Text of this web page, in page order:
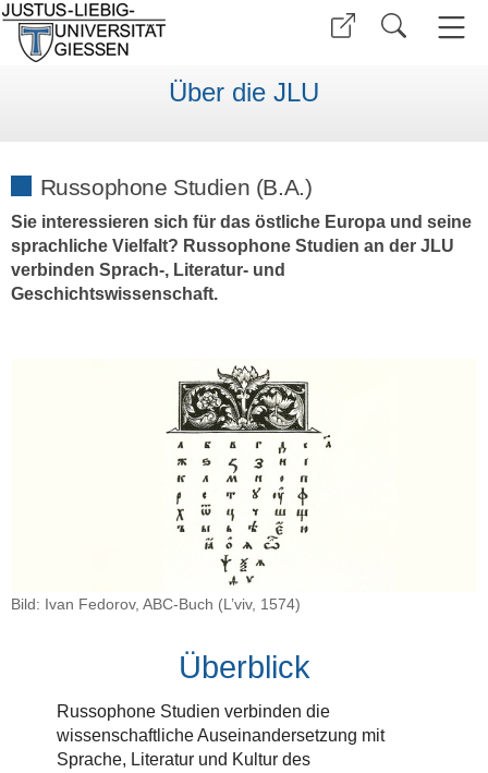
Über die JLU
Russophone Studien (B.A.)
Sie interessieren sich für das östliche Europa und seine
sprachliche Vielfalt? Russophone Studien an der JLU
verbinden Sprach-, Literatur- und
Geschichtswissenschaft.
Bild: Ivan Fedorov, ABC-Buch (L’viv, 1574)
Überblick
Russophone Studien verbinden die
wissenschaftliche Auseinandersetzung mit
Sprache, Literatur und Kultur des